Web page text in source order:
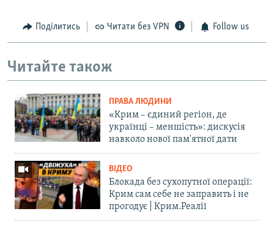
Поділитись Читати без VPN Follow us
Читайте також
ПРАВА ЛЮДИНИ
«Крим – єдиний регіон, де
українці – меншість»: дискусія
навколо нової пам'ятної дати
ВІДЕО
Блокада без сухопутної операції:
Крим сам себе не заправить і не
прогодує | Крим.Реалії